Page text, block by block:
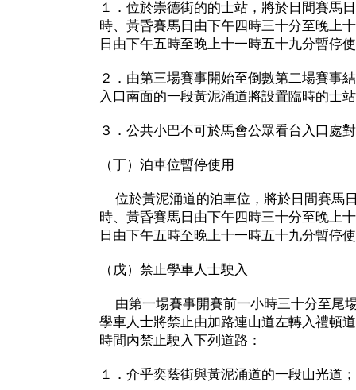
１．位於崇德街的的士站，將於日間賽馬
時、黃昏賽馬日由下午四時三十分至晚上
日由下午五時至晚上十一時五十九分暫停
２．由第三場賽事開始至倒數第二場賽事
入口南面的一段黃泥涌道將設置臨時的士
３．公共小巴不可於馬會公眾看台入口處
（丁）泊車位暫停使用
位於黃泥涌道的泊車位，將於日間賽馬
時、黃昏賽馬日由下午四時三十分至晚上
日由下午五時至晚上十一時五十九分暫停
（戊）禁止學車人士駛入
由第一場賽事開賽前一小時三十分至尾
學車人士將禁止由加路連山道左轉入禮頓
時間內禁止駛入下列道路：
１．介乎奕蔭街與黃泥涌道的一段山光道；